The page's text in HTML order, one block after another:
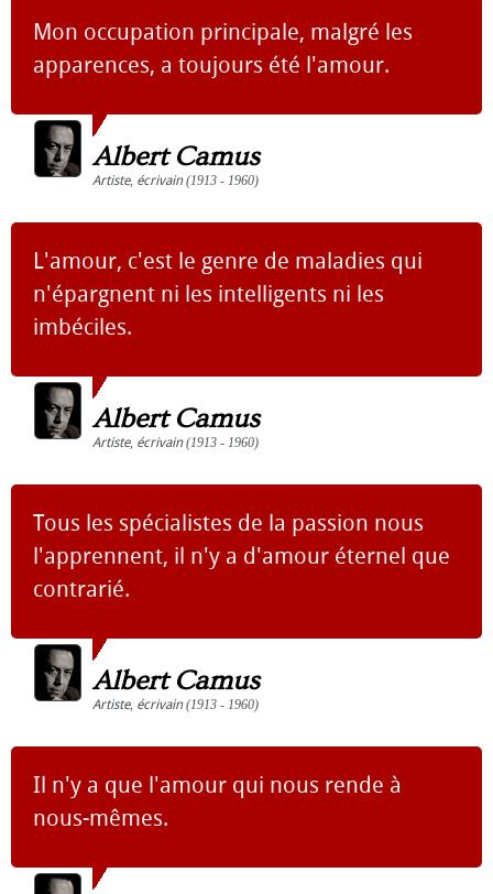
Mon occupation principale, malgré les
apparences, a toujours été l'amour.
Albert Camus
Artiste, écrivain(1913 - 1960)
L'amour, c'est le genre de maladies qui
n'épargnent ni les intelligents ni les
imbéciles.
Albert Camus
Artiste, écrivain(1913 - 1960)
Tous les spécialistes de la passion nous
l'apprennent, il n'y a d'amour éternel que
contrarié.
Albert Camus
Artiste, écrivain(1913 - 1960)
Il n'y a que l'amour qui nous rende à
nous-mêmes.